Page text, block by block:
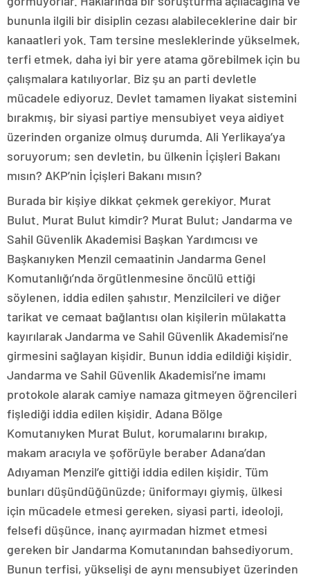
bununla ilgili bir disiplin cezası alabileceklerine dair bir
kanaatleri yok. Tam tersine mesleklerinde yükselmek,
terfi etmek, daha iyi bir yere atama görebilmek için bu
çalışmalara katılıyorlar. Biz şu an parti devletle
mücadele ediyoruz. Devlet tamamen liyakat sistemini
bırakmış, bir siyasi partiye mensubiyet veya aidiyet
üzerinden organize olmuş durumda. Ali Yerlikaya’ya
soruyorum; sen devletin, bu ülkenin İçişleri Bakanı
mısın? AKP’nin İçişleri Bakanı mısın?
Burada bir kişiye dikkat çekmek gerekiyor. Murat
Bulut. Murat Bulut kimdir? Murat Bulut; Jandarma ve
Sahil Güvenlik Akademisi Başkan Yardımcısı ve
Başkanıyken Menzil cemaatinin Jandarma Genel
Komutanlığı’nda örgütlenmesine öncülü ettiği
söylenen, iddia edilen şahıstır. Menzilcileri ve diğer
tarikat ve cemaat bağlantısı olan kişilerin mülakatta
kayırılarak Jandarma ve Sahil Güvenlik Akademisi’ne
girmesini sağlayan kişidir. Bunun iddia edildiği kişidir.
Jandarma ve Sahil Güvenlik Akademisi’ne imamı
protokole alarak camiye namaza gitmeyen öğrencileri
fişlediği iddia edilen kişidir. Adana Bölge
Komutanıyken Murat Bulut, korumalarını bırakıp,
makam aracıyla ve şoförüyle beraber Adana’dan
Adıyaman Menzil’e gittiği iddia edilen kişidir. Tüm
bunları düşündüğünüzde; üniformayı giymiş, ülkesi
için mücadele etmesi gereken, siyasi parti, ideoloji,
felsefi düşünce, inanç ayırmadan hizmet etmesi
gereken bir Jandarma Komutanından bahsediyorum.
Bunun terfisi, yükselişi de aynı mensubiyet üzerinden